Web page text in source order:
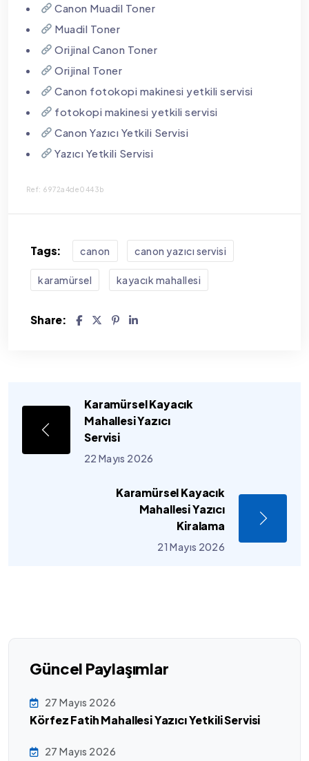
Canon Muadil Toner
Muadil Toner
Orijinal Canon Toner
Orijinal Toner
Canon fotokopi makinesi yetkili servisi
fotokopi makinesi yetkili servisi
Canon Yazıcı Yetkili Servisi
Yazıcı Yetkili Servisi
Ref: 6972a4de0443b
Tags: canon canon yazıcı servisi
karamürsel kayacık mahallesi
Share:
Karamürsel Kayacık
Mahallesi Yazıcı
Servisi
22 Mayıs 2026
Karamürsel Kayacık
Mahallesi Yazıcı
Kiralama
21 Mayıs 2026
Güncel Paylaşımlar
27 Mayıs 2026
Körfez Fatih Mahallesi Yazıcı Yetkili Servisi
27 Mayıs 2026